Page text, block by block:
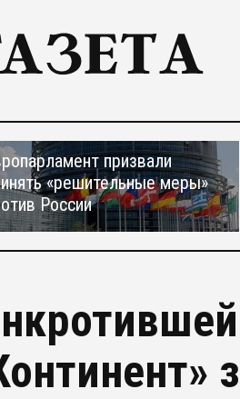
призвали
«решительные меры»
России